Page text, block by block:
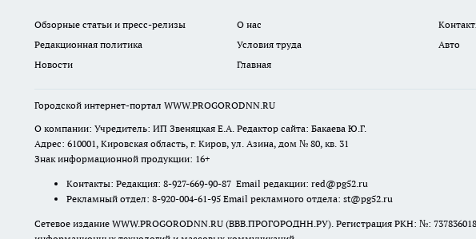
Обзорные статьи и пресс-релизы О нас
Редакционная политика
Условия труда
Авто
Новости
Главная
Городской интернет-портал WWW.PROGORODNN.RU
О компании: Учредитель: ИП Звеняцкая Е.А. Редактор сайта: Бакаева Ю.Г.
Адрес: 610001, Кировская область, г. Киров, ул. Азина, дом № 80, кв. 31
Знак информационной продукции: 16+
Контакты: Редакция: 8-927-669-90-87 Email редакции: red@pg52.ru
Рекламный отдел: 8-920-004-61-95 Email рекламного отдела: st@pg52.ru
Сетевое издание WWW.PROGORODNN.RU (ВВВ.ПРОГОРОДНН.РУ). Регистрация РКН: №: